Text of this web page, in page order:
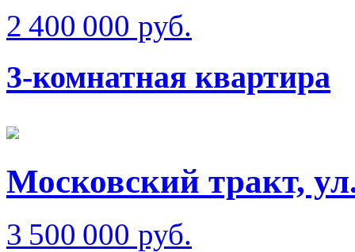
2 400 000 руб.
3-комнатная квартира
Московский тракт,
3 500 000 руб.